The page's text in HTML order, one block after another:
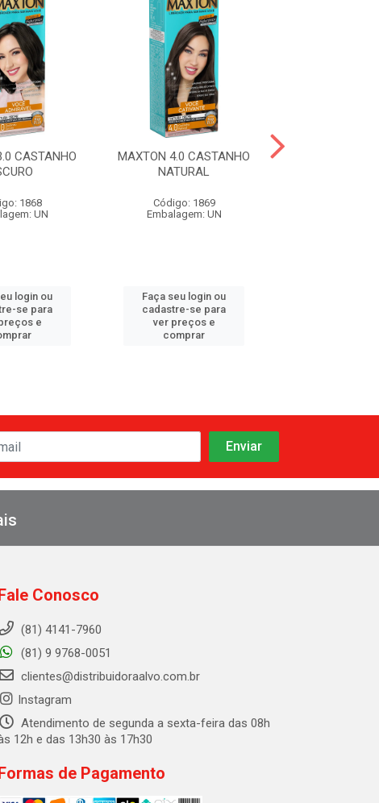
CASTANHO
1868
UN
login ou
se para
e
MAXTON 4.0 CASTANHO
NATURAL
Código: 1869
Embalagem: UN
Faça seu login ou
cadastre-se para
ver preços e
comprar
Conosco
(81) 4141-7960
(81) 9 9768-0051
clientes@distribuidoraalvo.com.br
Instagram
Atendimento de segunda a sexta-feira das 08h
12h e das 13h30 às 17h30
de Pagamento